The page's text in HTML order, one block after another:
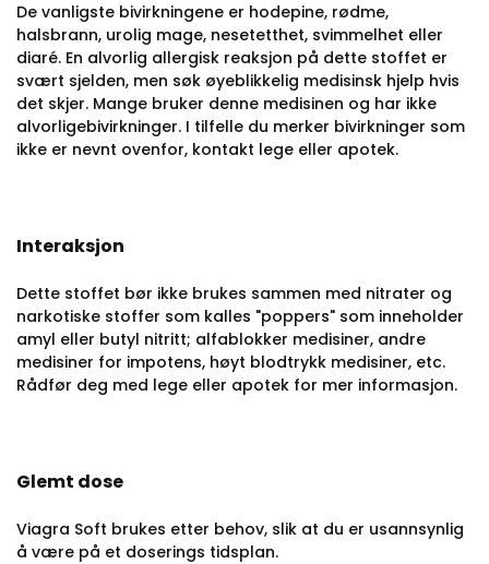
De vanligste bivirkningene er hodepine, rødme,
halsbrann, urolig mage, nesetetthet, svimmelhet eller
diaré. En alvorlig allergisk reaksjon på dette stoffet er
svært sjelden, men søk øyeblikkelig medisinsk hjelp hvis
det skjer. Mange bruker denne medisinen og har ikke
alvorligebivirkninger. I tilfelle du merker bivirkninger som
ikke er nevnt ovenfor, kontakt lege eller apotek.
Interaksjon
Dette stoffet bør ikke brukes sammen med nitrater og
narkotiske stoffer som kalles "poppers" som inneholder
amyl eller butyl nitritt; alfablokker medisiner, andre
medisiner for impotens, høyt blodtrykk medisiner, etc.
Rådfør deg med lege eller apotek for mer informasjon.
Glemt dose
Viagra Soft brukes etter behov, slik at du er usannsynlig
å være på et doserings tidsplan.